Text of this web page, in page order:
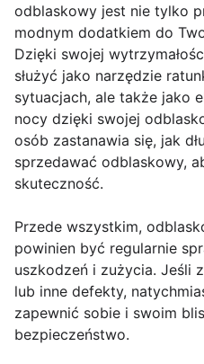
odblaskowy jest nie tylko
modnym dodatkiem do
Dzięki swojej
służyć jako narzędzie
sytuacjach, ale także jako
nocy dzięki swojej
osób zastanawia się, jak
sprzedawać odblaskowy,
skuteczność.
Przede wszystkim,
powinien być regularnie
uszkodzeń i zużycia. Jeśli
lub inne defekty,
zapewnić sobie i swoim
bezpieczeństwo.